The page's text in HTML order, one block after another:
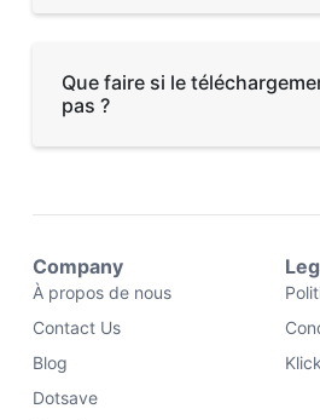
Que faire si le
pas ?
Company
À propos de nous
Contact Us
Blog
Dotsave